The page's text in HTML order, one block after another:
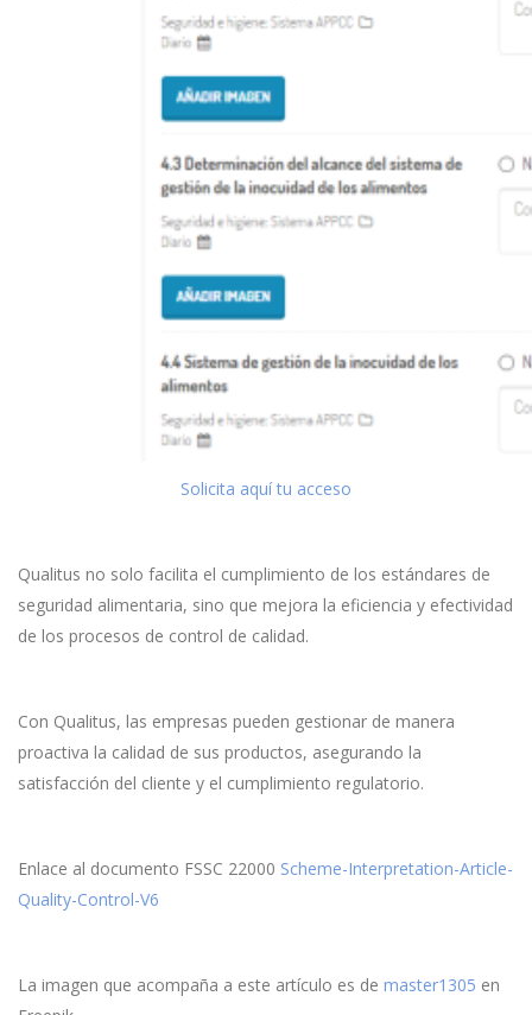
Solicita aquí tu acceso
Qualitus no solo facilita el cumplimiento de los estándares de
seguridad alimentaria, sino que mejora la eficiencia y efectividad
de los procesos de control de calidad.
Con Qualitus, las empresas pueden gestionar de manera
proactiva la calidad de sus productos, asegurando la
satisfacción del cliente y el cumplimiento regulatorio.
Enlace al documento FSSC 22000 Scheme-Interpretation-Article-
Quality-Control-V6
La imagen que acompaña a este artículo es de master1305 en